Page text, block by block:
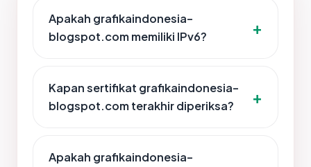
Apakah grafikaindonesia-
blogspot.com memiliki IPv6?
Kapan sertifikat grafikaindonesia-
blogspot.com terakhir diperiksa?
Apakah grafikaindonesia-